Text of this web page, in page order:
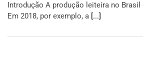
Introdução A produção leiteira no Brasil
Em 2018, por exemplo, a [...]